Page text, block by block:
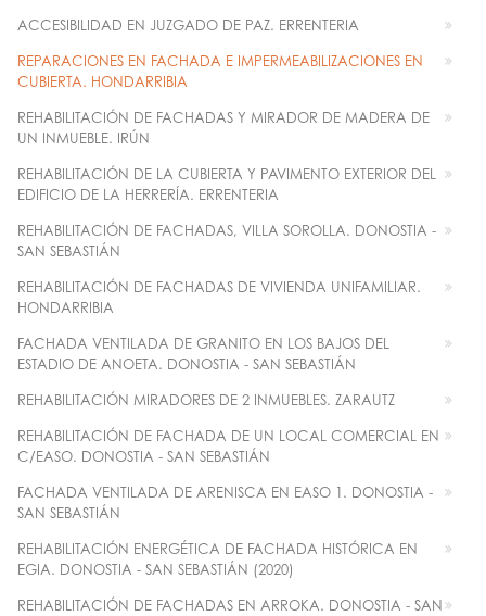
ACCESIBILIDAD EN JUZGADO DE PAZ. ERRENTERIA
REPARACIONES EN FACHADA E IMPERMEABILIZACIONES EN
CUBIERTA. HONDARRIBIA
REHABILITACIÓN DE FACHADAS Y MIRADOR DE MADERA DE
UN INMUEBLE. IRÚN
REHABILITACIÓN DE LA CUBIERTA Y PAVIMENTO EXTERIOR DEL
EDIFICIO DE LA HERRERÍA. ERRENTERIA
REHABILITACIÓN DE FACHADAS, VILLA SOROLLA. DONOSTIA -
SAN SEBASTIÁN
REHABILITACIÓN DE FACHADAS DE VIVIENDA UNIFAMILIAR.
HONDARRIBIA
FACHADA VENTILADA DE GRANITO EN LOS BAJOS DEL
ESTADIO DE ANOETA. DONOSTIA - SAN SEBASTIÁN
REHABILITACIÓN MIRADORES DE 2 INMUEBLES. ZARAUTZ
REHABILITACIÓN DE FACHADA DE UN LOCAL COMERCIAL EN
C/EASO. DONOSTIA - SAN SEBASTIÁN
FACHADA VENTILADA DE ARENISCA EN EASO 1. DONOSTIA -
SAN SEBASTIÁN
REHABILITACIÓN ENERGÉTICA DE FACHADA HISTÓRICA EN
EGIA. DONOSTIA - SAN SEBASTIÁN (2020)
REHABILITACIÓN DE FACHADAS EN ARROKA. DONOSTIA - SAN